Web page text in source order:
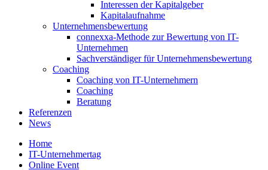
Interessen der Kapitalgeber
Kapitalaufnahme
Unternehmensbewertung
connexxa-Methode zur Bewertung von IT-
Unternehmen
Sachverständiger für Unternehmensbewertung
Coaching
Coaching von IT-Unternehmern
Coaching
Beratung
Referenzen
News
Home
IT-Unternehmertag
Online Event